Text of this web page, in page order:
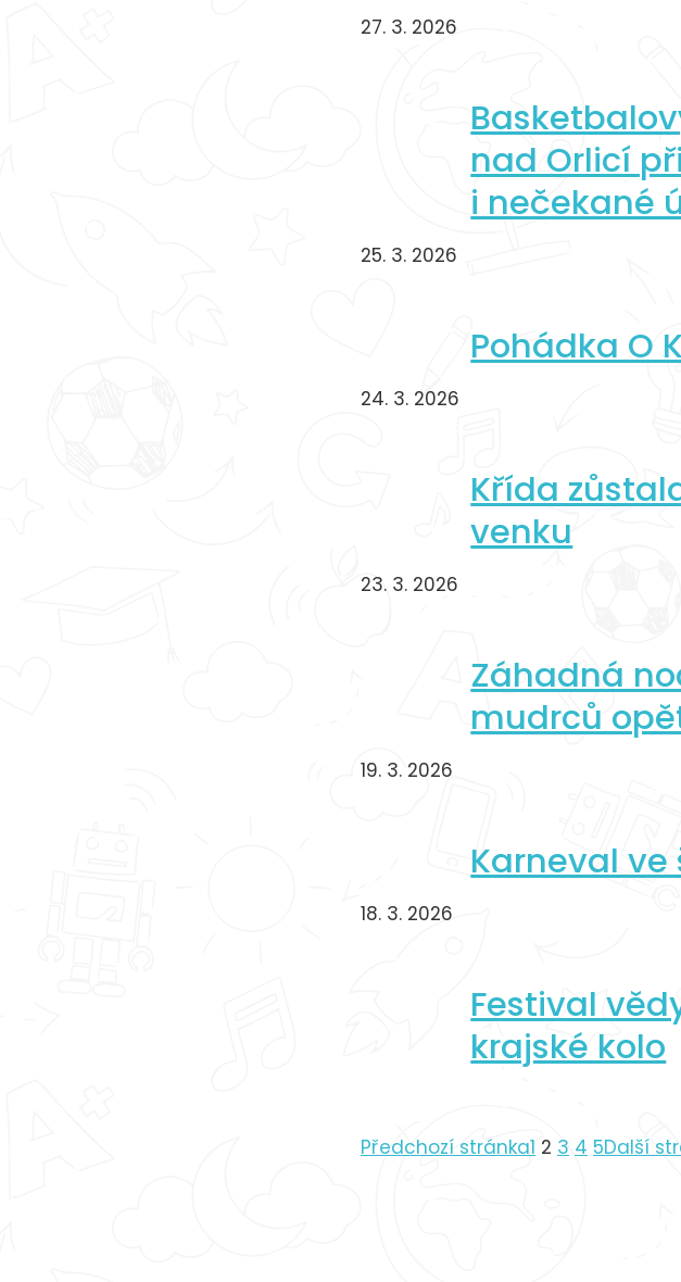
27. 3. 2026
nad Orlicí
i nečekané
25. 3. 2026
Pohádka O
24. 3. 2026
Křída
venku
23. 3. 2026
Záhadná
mudrců
19. 3. 2026
Karneval ve
18. 3. 2026
Festival
krajské kolo
Předchozí stránka1 2 3 4 5Další